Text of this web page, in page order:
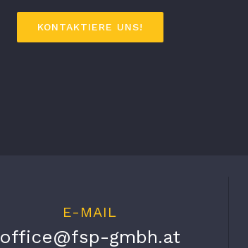
KONTAKTIERE UNS!
E-MAIL
office@fsp-gmbh.at